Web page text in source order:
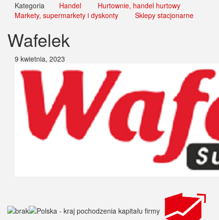
Kategoria
Handel
Hurtownie, handel hurtowy
Markety, supermarkety i dyskonty
Sklepy stacjonarne
Wafelek
9 kwietnia, 2023